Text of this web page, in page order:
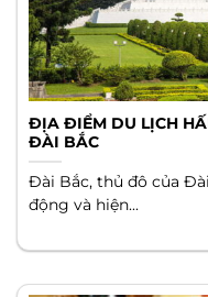
ĐỊA ĐIỂM DU LỊCH
ĐÀI BẮC
Đài Bắc, thủ đô của
động và hiện...